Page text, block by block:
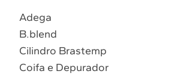
Atendimento
4 º Lava Louça
5 º Cooktop
6º Microondas Brastemp
7º Forno
Adega
B.blend
Cilindro Brastemp
Coifa e Depurador